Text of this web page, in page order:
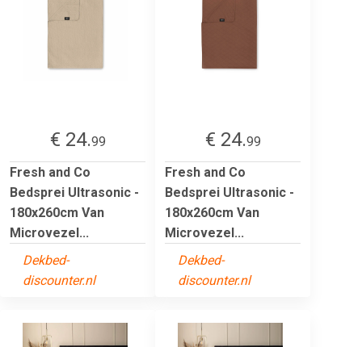
€ 24.99
Fresh and Co
Bedsprei Ultrasonic -
180x260cm Van
Microvezel...
Dekbed-
discounter.nl
€ 24.99
Fresh and Co
Bedsprei Ultrasonic -
180x260cm Van
Microvezel...
Dekbed-
discounter.nl